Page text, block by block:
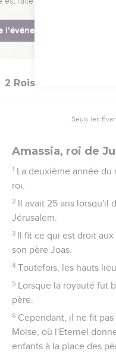
Hazaël, le roi de
25 Joas, le fils de
Joachaz, pendant la
2 Rois
Seuls les
Amassia, roi de
1 La deuxième année du
roi.
2 Il avait 25 ans lorsqu'il
Jérusalem.
3 Il fit ce qui est droit
son père Joas.
4 Toutefois, les hauts
5 Lorsque la royauté fut
père.
6 Cependant, il ne fit
Moïse, où l'Eternel
enfants à la place des